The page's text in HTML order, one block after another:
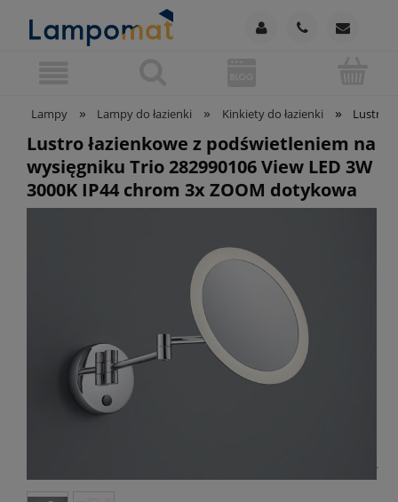
Lampy » Lampy do łazienki » Kinkiety do łazienki » Lustro
Lustro łazienkowe z podświetleniem na
wysięgniku Trio 282990106 View LED 3W
3000K IP44 chrom 3x ZOOM dotykowa